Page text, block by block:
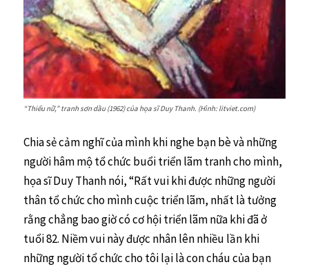
“Thiếu nữ,” tranh sơn dầu (1962) của họa sĩ Duy Thanh. (Hình: litviet.com)
Chia sẻ cảm nghĩ của mình khi nghe bạn bè và những
người hâm mộ tổ chức buổi triển lãm tranh cho mình,
họa sĩ Duy Thanh nói, “Rất vui khi được những người
thân tổ chức cho mình cuộc triển lãm, nhất là tưởng
rằng chẳng bao giờ có cơ hội triển lãm nữa khi đã ở
tuổi 82. Niềm vui này được nhân lên nhiều lần khi
những người tổ chức cho tôi lại là con cháu của bạn